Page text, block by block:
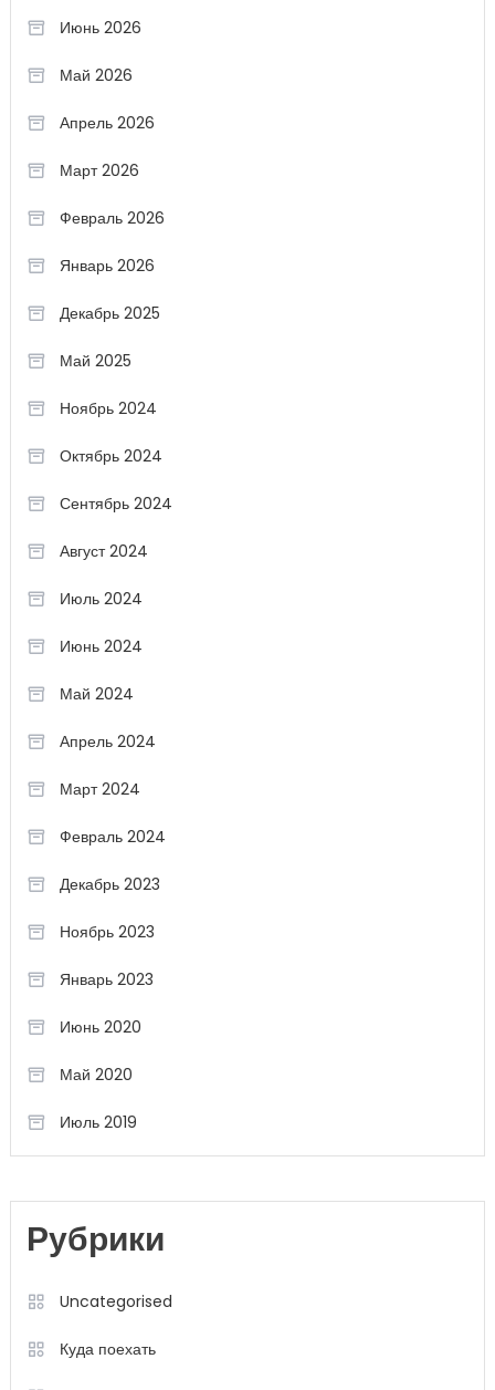
Июнь 2026
Май 2026
Апрель 2026
Март 2026
Февраль 2026
Январь 2026
Декабрь 2025
Май 2025
Ноябрь 2024
Октябрь 2024
Сентябрь 2024
Август 2024
Июль 2024
Июнь 2024
Май 2024
Апрель 2024
Март 2024
Февраль 2024
Декабрь 2023
Ноябрь 2023
Январь 2023
Июнь 2020
Май 2020
Июль 2019
Рубрики
Uncategorised
Куда поехать